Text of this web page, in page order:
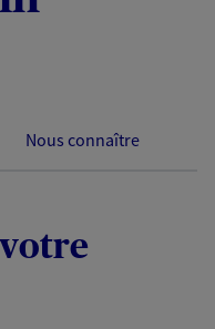
Nous connaître